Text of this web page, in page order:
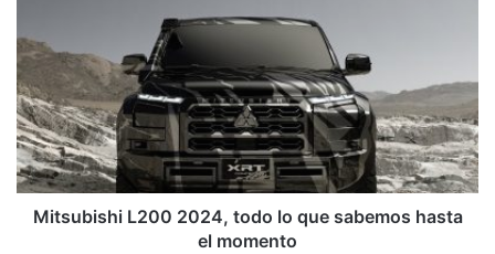
2024,
todo
lo
que
sabemos
hasta
el
momento
Mitsubishi L200 2024, todo lo que sabemos hasta
el momento